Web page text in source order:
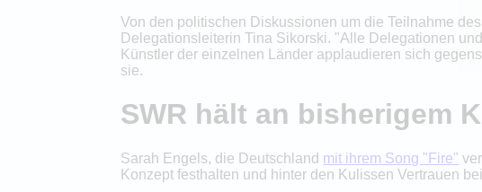
Von den politischen Diskussionen um die Teilnahme
Delegationsleiterin Tina Sikorski. "Alle Delegationen
Künstler der einzelnen Länder applaudieren sich
sie.
SWR hält an bisherigem
Sarah Engels, die Deutschland mit ihrem Song "Fire"
Konzept festhalten und hinter den Kulissen Vertrauen